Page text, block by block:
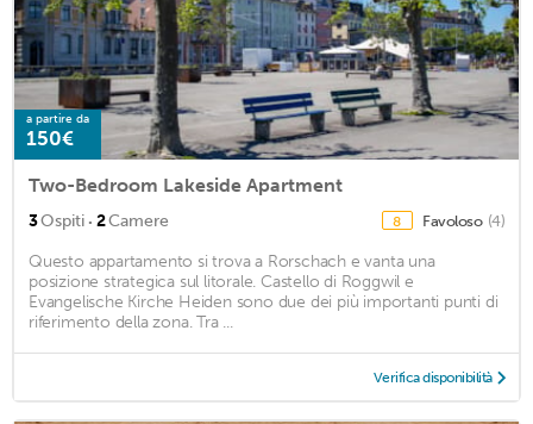
a partire da
150€
Two-Bedroom Lakeside Apartment
3Ospiti · 2Camere 8 Favoloso (4)
Questo appartamento si trova a Rorschach e vanta una
posizione strategica sul litorale. Castello di Roggwil e
Evangelische Kirche Heiden sono due dei più importanti punti di
riferimento della zona. Tra ...
Verifica disponibilità